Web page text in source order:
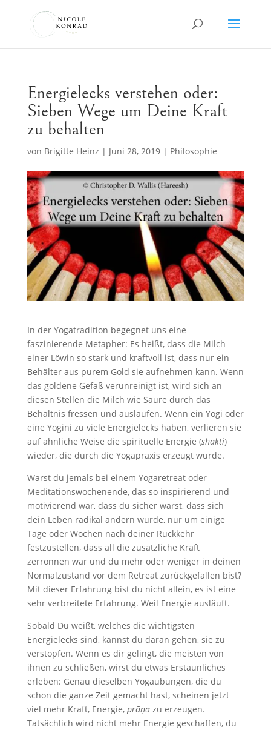
Energielecks verstehen oder:
Sieben Wege um Deine Kraft
zu behalten
von Brigitte Heinz | Juni 28, 2019| Philosophie
In der Yogatradition begegnet uns eine
faszinierende Metapher: Es heißt, dass die Milch
einer Löwin so stark und kraftvoll ist, dass nur ein
Behälter aus purem Gold sie aufnehmen kann. Wenn
das goldene Gefäß verunreinigt ist, wird sich an
diesen Stellen die Milch wie Säure durch das
Behältnis fressen und auslaufen. Wenn ein Yogi oder
eine Yogini zu viele Energielecks haben, verlieren sie
auf ähnliche Weise die spirituelle Energie (shakti)
wieder, die durch die Yogapraxis erzeugt wurde.
Warst du jemals bei einem Yogaretreat oder
Meditationswochenende, das so inspirierend und
motivierend war, dass du sicher warst, dass sich
dein Leben radikal ändern würde, nur um einige
Tage oder Wochen nach deiner Rückkehr
festzustellen, dass all die zusätzliche Kraft
zerronnen war und du mehr oder weniger in deinen
Normalzustand vor dem Retreat zurückgefallen bist?
Mit dieser Erfahrung bist du nicht allein, es ist eine
sehr verbreitete Erfahrung. Weil Energie ausläuft.
Sobald Du weißt, welches die wichtigsten
Energielecks sind, kannst du daran gehen, sie zu
verstopfen. Wenn es dir gelingt, die meisten von
ihnen zu schließen, wirst du etwas Erstaunliches
erleben: Genau dieselben Yogaübungen, die du
schon die ganze Zeit gemacht hast, scheinen jetzt
viel mehr Kraft, Energie, prāṇa zu erzeugen.
Tatsächlich wird nicht mehr Energie geschaffen, du